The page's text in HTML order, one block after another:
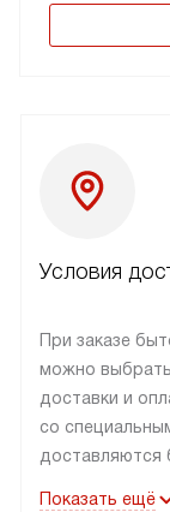
Условия
При заказе
можно
доставки и
со
доставляются
Показать ещё